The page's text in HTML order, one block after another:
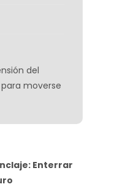
del
moverse
Enterrar